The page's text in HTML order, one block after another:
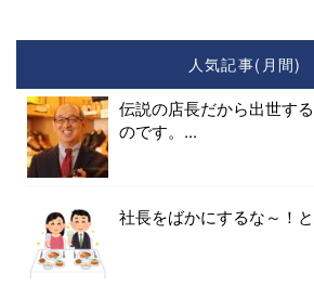
人気記事(月間)
伝説の店長だから出世す
のです。...
社長をばかにするな～！